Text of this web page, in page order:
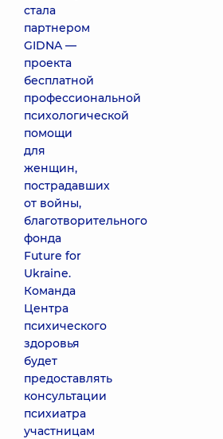
стала
партнером
GIDNA —
проекта
бесплатной
профессиональной
психологической
помощи
для
женщин,
пострадавших
от войны,
благотворительного
фонда
Future for
Ukraine.
Команда
Центра
психического
здоровья
будет
предоставлять
консультации
психиатра
участницам